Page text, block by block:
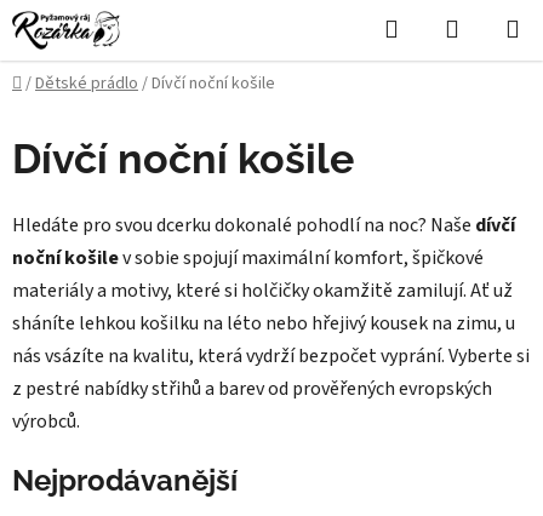
Přejít
na
obsah
Hledat
KOŠÍK
Domů
/Dětské prádlo/Dívčí noční košile
P
o
s
t
a
n
n
í
p
a
n
Dívčí noční košile
Hledáte pro svou dcerku dokonalé pohodlí na noc? Naše dívčí
noční košilev sobie spojují maximální komfort, špičkové
materiály a motivy, které si holčičky okamžitě zamilují. Ať už
sháníte lehkou košilku na léto nebo hřejivý kousek na zimu, u
nás vsázíte na kvalitu, která vydrží bezpočet vyprání. Vyberte si
z pestré nabídky střihů a barev od prověřených evropských
výrobců.
Nejprodávanější